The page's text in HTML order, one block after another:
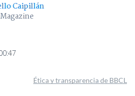
Caipillán
Ética y transparencia de BBCL